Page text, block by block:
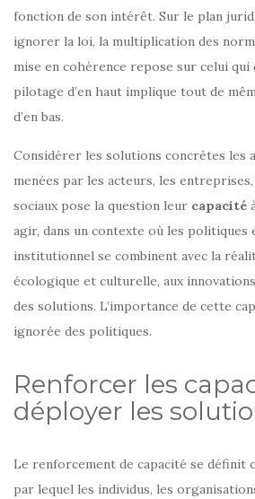
fonction de son intérêt. Sur le plan
ignorer la loi, la multiplication des
mise en cohérence repose sur celui
pilotage d’en haut implique tout de
d’en bas.
Considérer les solutions concrètes les
menées par les acteurs, les
sociaux pose la question leur capacité
agir, dans un contexte où les politiques
institutionnel se combinent avec la
écologique et culturelle, aux
des solutions. L’importance de cette
ignorée des politiques.
Renforcer les
déployer les
Le renforcement de capacité se définit
par lequel les individus, les